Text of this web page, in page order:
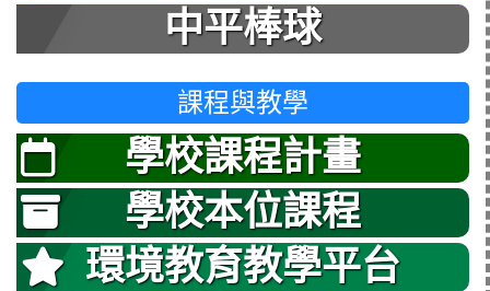
中平棒球
課程與教學
學校課程計畫
學校本位課程
環境教育教學平台